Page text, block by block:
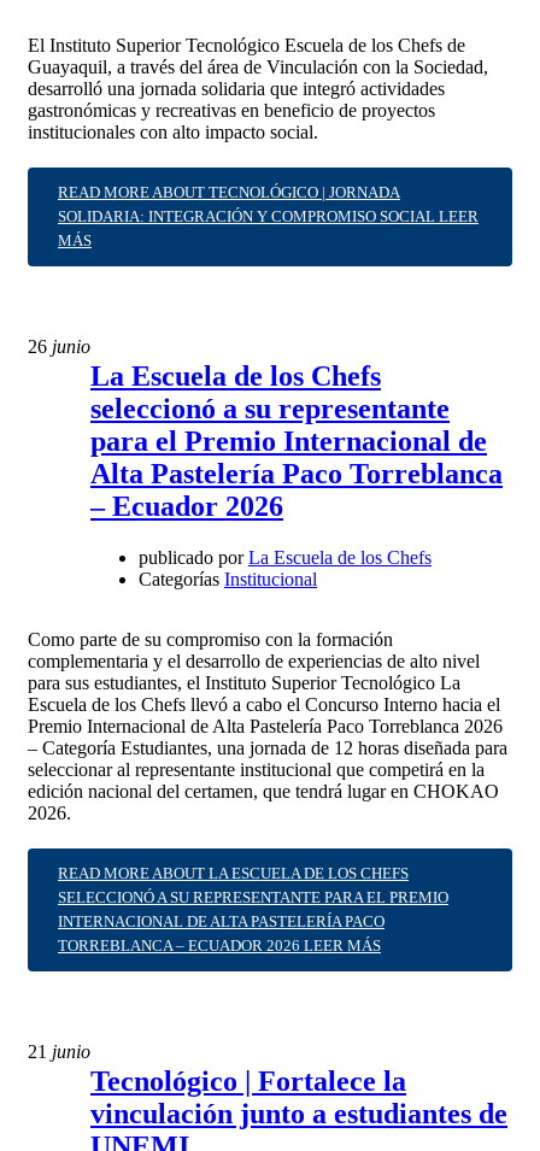
El Instituto Superior Tecnológico Escuela de los Chefs de
Guayaquil, a través del área de Vinculación con la Sociedad,
desarrolló una jornada solidaria que integró actividades
gastronómicas y recreativas en beneficio de proyectos
institucionales con alto impacto social.
READ MORE ABOUT TECNOLÓGICO | JORNADA
SOLIDARIA: INTEGRACIÓN Y COMPROMISO SOCIAL LEER
MÁS
26 junio
La Escuela de los Chefs
seleccionó a su representante
para el Premio Internacional de
Alta Pastelería Paco Torreblanca
– Ecuador 2026
publicado por La Escuela de los Chefs
Categorías Institucional
Como parte de su compromiso con la formación
complementaria y el desarrollo de experiencias de alto nivel
para sus estudiantes, el Instituto Superior Tecnológico La
Escuela de los Chefs llevó a cabo el Concurso Interno hacia el
Premio Internacional de Alta Pastelería Paco Torreblanca 2026
– Categoría Estudiantes, una jornada de 12 horas diseñada para
seleccionar al representante institucional que competirá en la
edición nacional del certamen, que tendrá lugar en CHOKAO
2026.
READ MORE ABOUT LA ESCUELA DE LOS CHEFS
SELECCIONÓ A SU REPRESENTANTE PARA EL PREMIO
INTERNACIONAL DE ALTA PASTELERÍA PACO
TORREBLANCA – ECUADOR 2026 LEER MÁS
21 junio
Tecnológico | Fortalece la
vinculación junto a estudiantes de